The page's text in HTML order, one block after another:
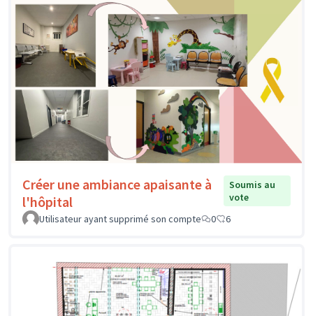
Créer une ambiance apaisante à
l'hôpital
Soumis au
vote
Utilisateur ayant supprimé son compte
0 6